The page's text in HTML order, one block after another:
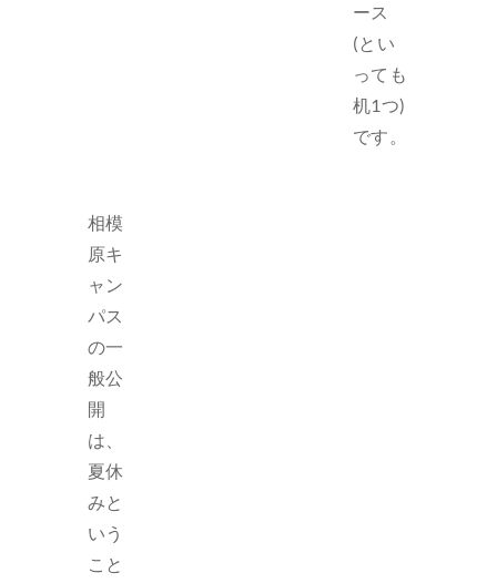
ース
(とい
っても
机1つ)
です。
相模
原キ
ャン
パス
の一
般公
開
は、
夏休
みと
いう
こと